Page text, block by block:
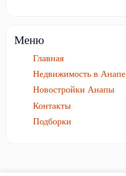
Меню
Главная
Недвижимость в Анапе
Новостройки Анапы
Контакты
Подборки